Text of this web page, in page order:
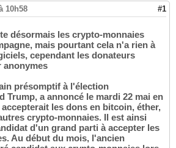
10h58 #1
désormais les crypto-monnaies
mais pourtant cela n'a rien à
cependant les donateurs
anonymes
présomptif à l'élection
Trump, a annoncé le mardi 22 mai en
les dons en bitcoin, éther,
crypto-monnaies. Il est ainsi
d'un grand parti à accepter les
Au début du mois, l'ancien